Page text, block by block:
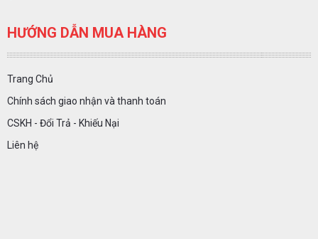
HƯỚNG DẪN MUA HÀNG
Trang Chủ
Chính sách giao nhận và thanh toán
CSKH - Đổi Trả - Khiếu Nại
Liên hệ